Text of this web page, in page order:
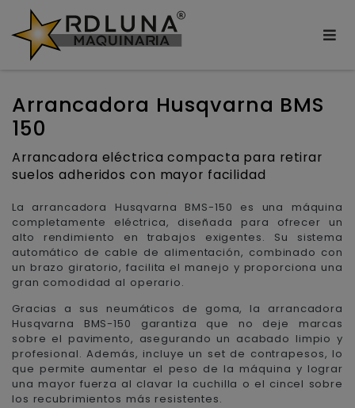
Arrancadora Husqvarna BMS
150
Arrancadora eléctrica compacta para retirar
suelos adheridos con mayor facilidad
La arrancadora Husqvarna BMS-150 es una máquina
completamente eléctrica, diseñada para ofrecer un
alto rendimiento en trabajos exigentes. Su sistema
automático de cable de alimentación, combinado con
un brazo giratorio, facilita el manejo y proporciona una
gran comodidad al operario.
Gracias a sus neumáticos de goma, la arrancadora
Husqvarna BMS-150 garantiza que no deje marcas
sobre el pavimento, asegurando un acabado limpio y
profesional. Además, incluye un set de contrapesos, lo
que permite aumentar el peso de la máquina y lograr
una mayor fuerza al clavar la cuchilla o el cincel sobre
los recubrimientos más resistentes.